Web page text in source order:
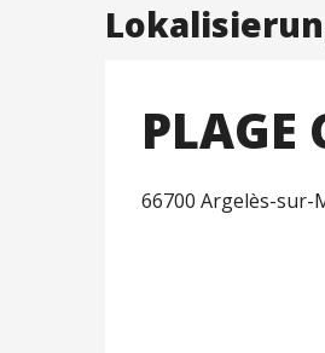
PLAGE
66700 Argelès-sur-